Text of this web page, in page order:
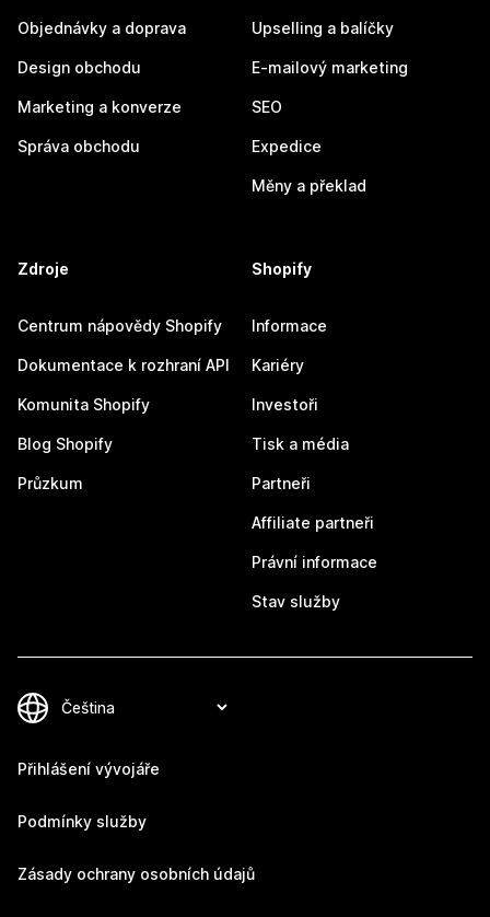
Objednávky a doprava
Design obchodu
Marketing a konverze
Správa obchodu
Upselling a balíčky
E-mailový marketing
SEO
Expedice
Měny a překlad
Zdroje
Centrum nápovědy Shopify
Dokumentace k rozhraní API
Komunita Shopify
Blog Shopify
Průzkum
Shopify
Informace
Kariéry
Investoři
Tisk a média
Partneři
Affiliate partneři
Právní informace
Stav služby
Přihlášení vývojáře
Podmínky služby
Zásady ochrany osobních údajů